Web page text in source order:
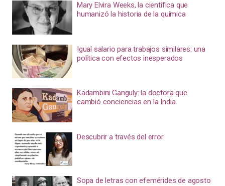
Mary Elvira Weeks, la científica que
humanizó la historia de la química
Igual salario para trabajos similares: una
política con efectos inesperados
Kadambini Ganguly: la doctora que
cambió conciencias en la India
Descubrir a través del error
Sopa de letras con efemérides de agosto